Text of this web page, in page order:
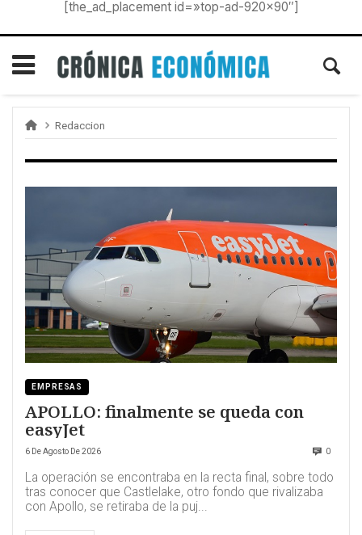
[the_ad_placement id=»top-ad-920×90″]
Redaccion
EMPRESAS
APOLLO: finalmente se queda con
easyJet
6 De Agosto De 2026 0
La operación se encontraba en la recta final, sobre todo
tras conocer que Castlelake, otro fondo que rivalizaba
con Apollo, se retiraba de la puj...